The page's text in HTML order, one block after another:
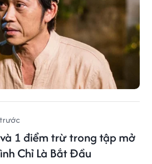
1 điểm trừ trong tập mở
Chỉ Là Bắt Đầu